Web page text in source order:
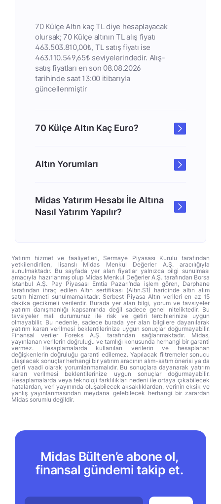
70 Külçe Altın kaç TL diye hesaplayacak
olursak; 70 Külçe altının TL alış fiyatı
463.503.810,00₺, TL satış fiyatı ise
463.110.549,65₺ seviyelerindedir. Alış-
satış fiyatları en son 08.08.2026
tarihinde saat 13:00 itibarıyla
güncellenmiştir
70 Külçe Altın Kaç Euro?
Altın Yorumları
Midas Yatırım Hesabı İle Altına
Nasıl Yatırım Yapılır?
Yatırım hizmet ve faaliyetleri, Sermaye Piyasası Kurulu tarafından
yetkilendirilen, lisanslı Midas Menkul Değerler A.Ş. aracılığıyla
sunulmaktadır. Bu sayfada yer alan fiyatlar yalnızca bilgi sunulması
amacıyla hazırlanmış olup Midas Menkul Değerler A.Ş. tarafından Borsa
İstanbul A.Ş. Pay Piyasası Emtia Pazarı’nda işlem gören, Darphane
tarafından ihraç edilen Altın sertifikası (Altın.S1) haricinde altın alım
satım hizmeti sunulmamaktadır. Serbest Piyasa Altın verileri en az 15
dakika gecikmeli verilerdir. Burada yer alan bilgi, yorum ve tavsiyeler
yatırım danışmanlığı kapsamında değil sadece genel niteliktedir. Bu
tavsiyeler mali durumunuz ile risk ve getiri tercihlerinize uygun
olmayabilir. Bu nedenle, sadece burada yer alan bilgilere dayanılarak
yatırım kararı verilmesi beklentilerinize uygun sonuçlar doğurmayabilir.
Finansal veriler Foreks A.Ş. tarafından sağlanmaktadır. Midas,
yayınlanan verilerin doğruluğu ve tamlığı konusunda herhangi bir garanti
vermez. Hesaplamalarda kullanılan verilerin ve hesaplanan
değişkenlerin doğruluğu garanti edilemez. Yapılacak filtremeler sonucu
ulaşılacak sonuçlar herhangi bir yatırım aracının alım-satım önerisi ya da
getiri vaadi olarak yorumlanmamalıdır. Bu sonuçlara dayanarak yatırım
kararı verilmesi beklentilerinize uygun sonuçlar doğurmayabilir.
Hesaplamalarda veya teknoloji farklılıkları nedeni ile ortaya çıkabilecek
hatalardan, veri yayınında oluşabilecek aksaklıklardan, verinin eksik ve
yanlış yayınlanmasından meydana gelebilecek herhangi bir zarardan
Midas sorumlu değildir.
Midas Bülten’e abone ol,
finansal gündemi takip et.